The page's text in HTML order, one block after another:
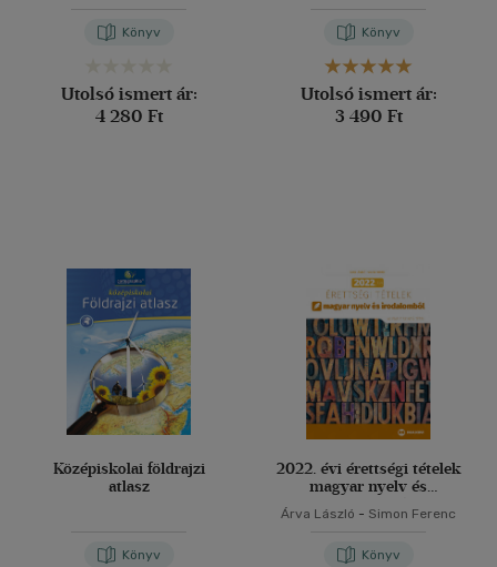
János-Vincze István
Könyv
Utolsó ismert ár:
4 280 Ft
Könyv
Utolsó ismert ár:
3 490 Ft
Középiskolai földrajzi
atlasz
Könyv
2022. évi érettségi tételek
magyar nyelv és
Árva László - Simon Ferenc
Könyv